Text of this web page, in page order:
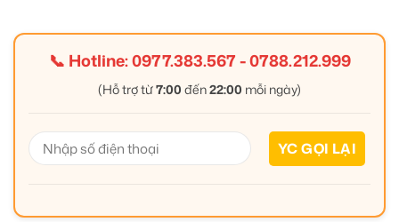
📞 Hotline:0977.383.567-0788.212.999
(Hỗ trợ từ7:00 đến22:00 mỗi ngày)